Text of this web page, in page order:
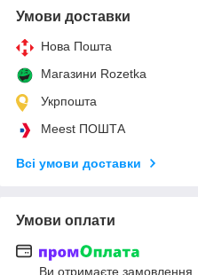
Умови доставки
Нова Пошта
Магазини Rozetka
Укрпошта
Meest ПОШТА
Всі умови доставки
Умови оплати
Ви отримаєте замовлення